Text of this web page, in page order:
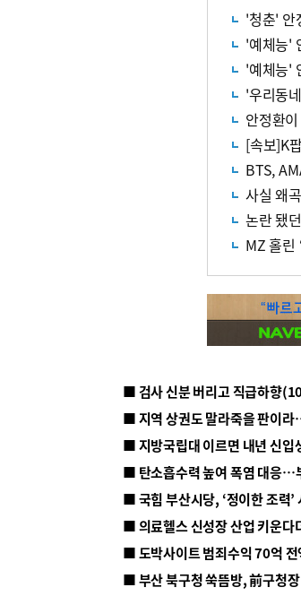
'청춘' 안
'예체능'
안정환
[속보]K
BTS,
사실 왜
논란 됐
MZ 홀린
■ 지방국립대 이르면 내년 신입
■ 탄소흡수력 높여 폭염 대응…
■ 의료헬스 신성장 산업 키운
■ 도박사이트 범죄수익 70억 전
■ 부산 북구청 쑥뜸방, 前구청